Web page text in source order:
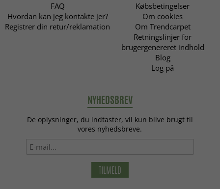
FAQ
Hvordan kan jeg kontakte jer?
Registrer din retur/reklamation
Købsbetingelser
Om cookies
Om Trendcarpet
Retningslinjer for
brugergenereret indhold
Blog
Log på
NYHEDSBREV
De oplysninger, du indtaster, vil kun blive brugt til
vores nyhedsbreve.
TILMELD